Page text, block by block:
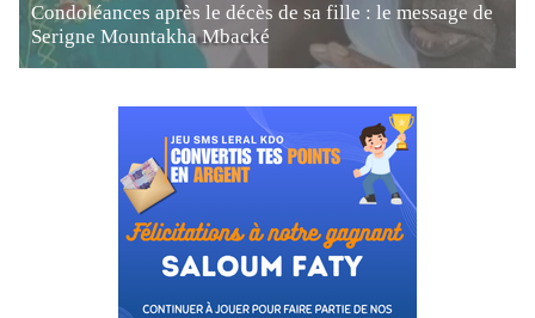
Condoléances après le décès de sa fille : le message de
Serigne Mountakha Mbacké